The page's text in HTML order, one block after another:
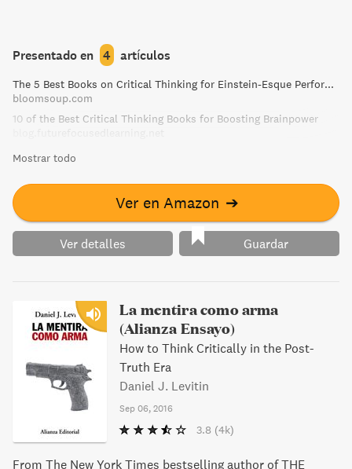
Presentado en 4 artículos
The 5 Best Books on Critical Thinking for Einstein-Esque Performance
bloomsoup.com
10 of the Best Critical Thinking Books for Boosting Brainpower
Mostrar todo
Ver en Amazon ➔
Ver detalles Guardar
La mentira como arma
(Alianza Ensayo)
How to Think Critically in the Post-
Truth Era
Daniel J. Levitin
Sep 06, 2016
3.8 (4k)
From The New York Times bestselling author of THE